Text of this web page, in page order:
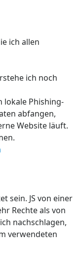
ich allen
ich noch
lokale Phishing-
abfangen,
Website läuft.
sein. JS von einer
Rechte als von
nachschlagen,
verwendeten